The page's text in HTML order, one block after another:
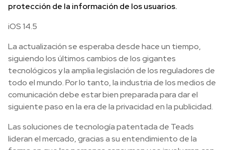
protección de la información de los usuarios.
iOS 14.5
La actualización se esperaba desde hace un tiempo,
siguiendo los últimos cambios de los gigantes
tecnológicos y la amplia legislación de los reguladores de
todo el mundo. Por lo tanto, la industria de los medios de
comunicación debe estar bien preparada para dar el
siguiente paso en la era de la privacidad en la publicidad.
Las soluciones de tecnología patentada de Teads
lideran el mercado, gracias a su entendimiento de la